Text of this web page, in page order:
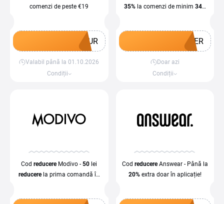
comenzi de peste €19
Obține un cupon
EUR
Valabil până la 01.10.2026
Condiții
35% la comenzi de minim349
Obține un cupon
MER
Doar azi
Condiții
CodreducereModivo -50 lei
reducerela prima comandă în
Cod reducereAnswear - Până la
20%extra doar în aplicație!